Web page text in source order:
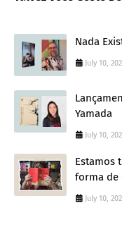
Nada
July 10,
Yamada
July 10,
Estamos
forma de
July 10,